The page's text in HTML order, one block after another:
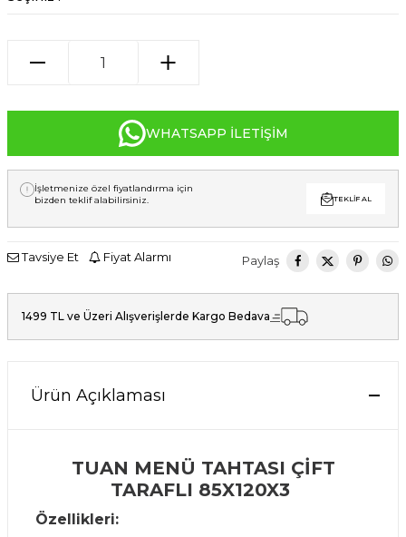
WHATSAPP İLETIŞIM
İşletmenize özel fiyatlandırma için
bizden teklif alabilirsiniz.
TEKLIF AL
Tavsiye Et Fiyat Alarmı Paylaş
1499 TL ve Üzeri Alışverişlerde Kargo Bedava
Ürün Açıklaması
TUAN MENÜ TAHTASI ÇİFT
TARAFLI 85X120X3
Özellikleri: